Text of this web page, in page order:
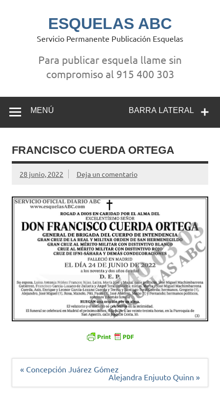
ESQUELAS ABC
Servicio Permanente Publicación Esquelas
Para publicar esquela llame sin
compromiso al 915 400 303
BARRA LATERAL
MENÚ
FRANCISCO CUERDA ORTEGA
28 junio, 2022 Deja un comentario
Navegación
« Concepción Juárez Gómez
Alejandra Enjuuto Quinn »